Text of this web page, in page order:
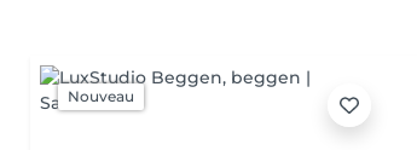
Nouveau